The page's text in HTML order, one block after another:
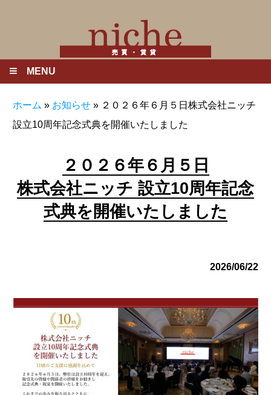
MENU
ホーム » お知らせ » ２０２６年６月５日株式会社ニッチ
設立10周年記念式典を開催いたしました
２０２６年６月５日
株式会社ニッチ 設立10周年記念
式典を開催いたしました
2026/06/22